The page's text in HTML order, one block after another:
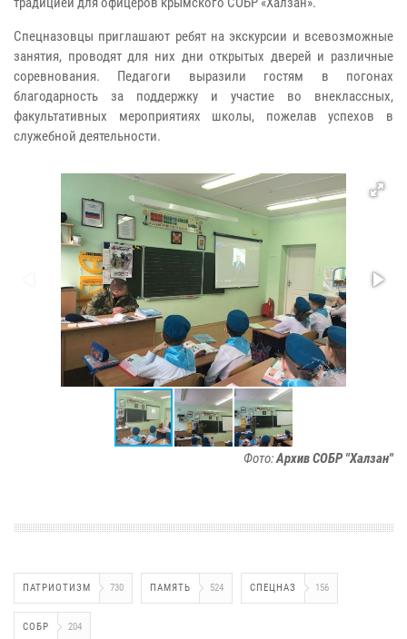
Спецназовцы приглашают ребят на экскурсии и всевозможные
занятия, проводят для них дни открытых дверей и различные
соревнования. Педагоги выразили гостям в погонах
благодарность за поддержку и участие во внеклассных,
факультативных мероприятиях школы, пожелав успехов в
служебной деятельности.
Фото:Архив СОБР "Халзан"
ПАТРИОТИЗМ 730 ПАМЯТЬ 524 СПЕЦНАЗ 156
СОБР 204